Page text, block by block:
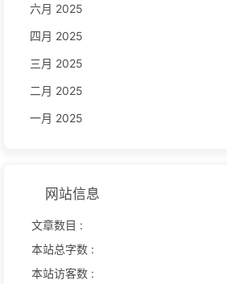
六月 2025
四月 2025
三月 2025
二月 2025
一月 2025
网站信息
文章数目 :
本站总字数 :
本站访客数 :